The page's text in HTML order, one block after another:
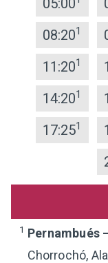
08:201
11:201
14:201
17:251
1 Pernambués
Chorrochó,